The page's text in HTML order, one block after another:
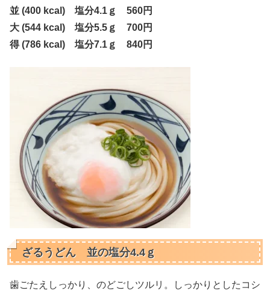
並 (400 kcal) 塩分4.1ｇ 560円
大 (544 kcal) 塩分5.5ｇ 700円
得 (786 kcal) 塩分7.1ｇ 840円
ざるうどん 並の塩分4.4ｇ
歯ごたえしっかり、のどごしツルリ。しっかりとしたコシ